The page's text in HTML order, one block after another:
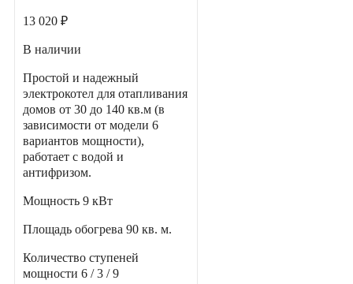
13 020 ₽
В наличии
Простой и надежный
электрокотел для отапливания
домов от 30 до 140 кв.м (в
зависимости от модели 6
вариантов мощности),
работает с водой и
антифризом.
Мощность 9 кВт
Площадь обогрева 90 кв. м.
Количество ступеней
мощности 6 / 3 / 9